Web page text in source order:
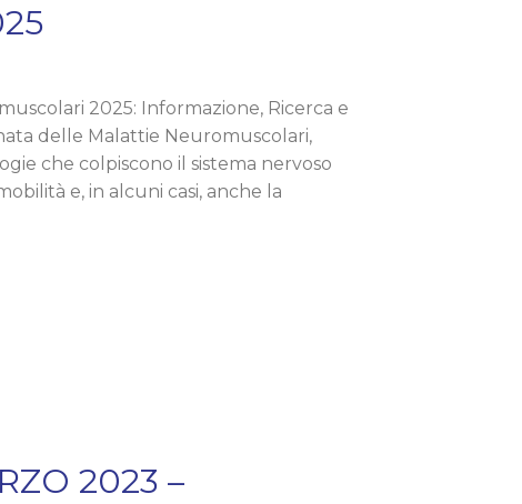
2025: Informazione, Ricerca e
delle Malattie Neuromuscolari,
che colpiscono il sistema nervoso
e, in alcuni casi, anche la
2023 –